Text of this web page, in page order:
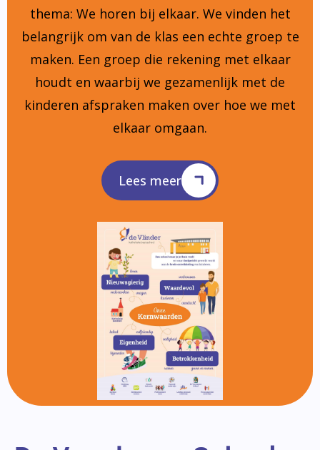
thema: We horen bij elkaar. We vinden het
belangrijk om van de klas een echte groep te
maken. Een groep die rekening met elkaar
houdt en waarbij we gezamenlijk met de
kinderen afspraken maken over hoe we met
elkaar omgaan.
Lees meer